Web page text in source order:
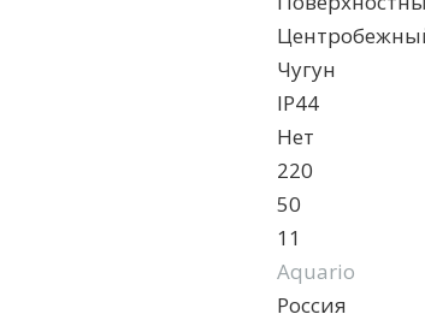
Чугун
IP44
Нет
220
50
11
Aquario
Россия